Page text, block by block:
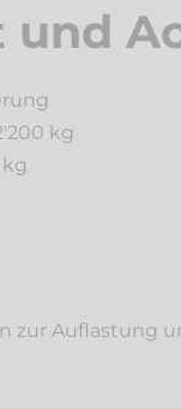
kg
zur Auflastung